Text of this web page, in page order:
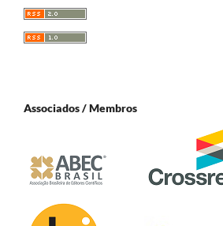
Associados / Membros